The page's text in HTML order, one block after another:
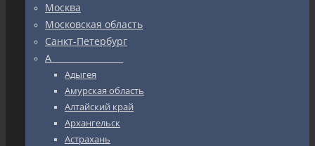
Москва
Московская область
Санкт-Петербург
А_________________
Адыгея
Амурская область
Алтайский край
Архангельск
Астрахань